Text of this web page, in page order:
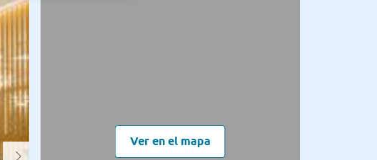
Ver en el mapa